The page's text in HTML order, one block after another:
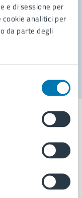
e di sessione per
analitici per
da parte degli